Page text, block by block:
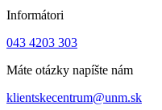
Informátori
043 4203 303
Máte otázky napíšte nám
klientskecentrum@unm.sk